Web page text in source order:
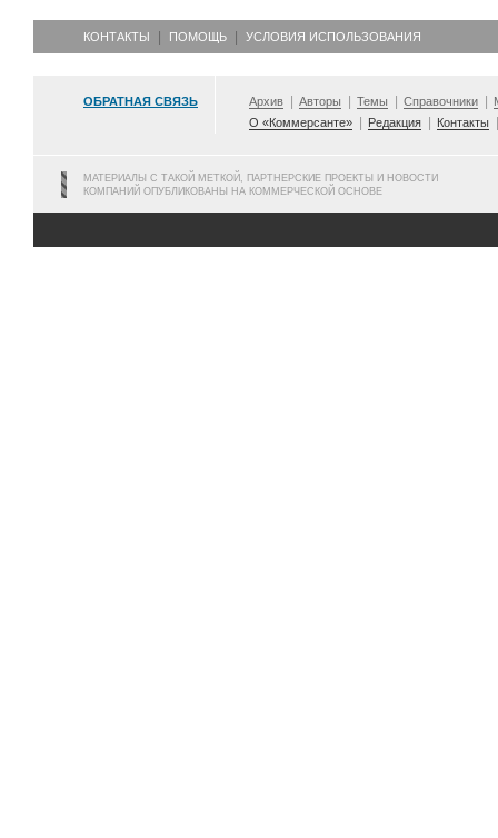
КОНТАКТЫ ПОМОЩЬ УСЛОВИЯ ИСПОЛЬЗОВАНИЯ
ОБРАТНАЯ СВЯЗЬ Архив Авторы Темы Справочники
О «Коммерсанте»
Редакция Контакты
МАТЕРИАЛЫ С ТАКОЙ МЕТКОЙ, ПАРТНЕРСКИЕ ПРОЕКТЫ И НОВОСТИ
КОМПАНИЙ ОПУБЛИКОВАНЫ НА КОММЕРЧЕСКОЙ ОСНОВЕ